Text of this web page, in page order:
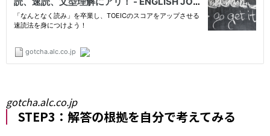
gotcha.alc.co.jp
STEP3：解答の根拠を自分で考えてみる